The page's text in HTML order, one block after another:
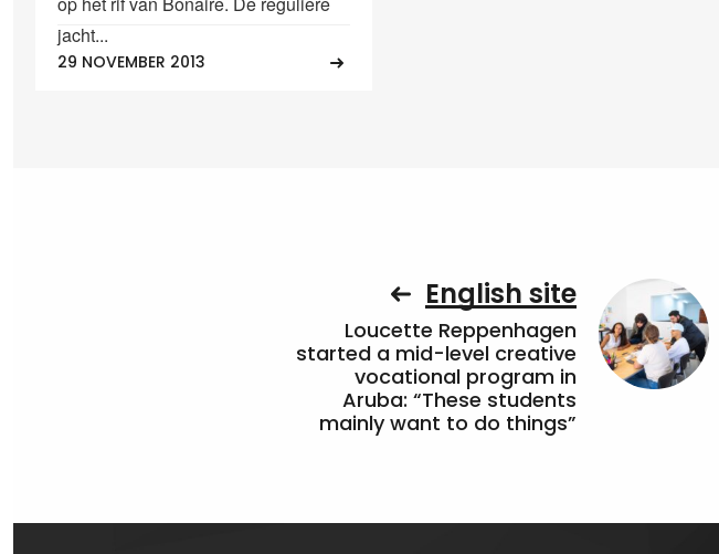
jacht...
29 NOVEMBER 2013
English site
Loucette Reppenhagen
started a mid-level creative
vocational program in
Aruba: “These students
mainly want to do things”